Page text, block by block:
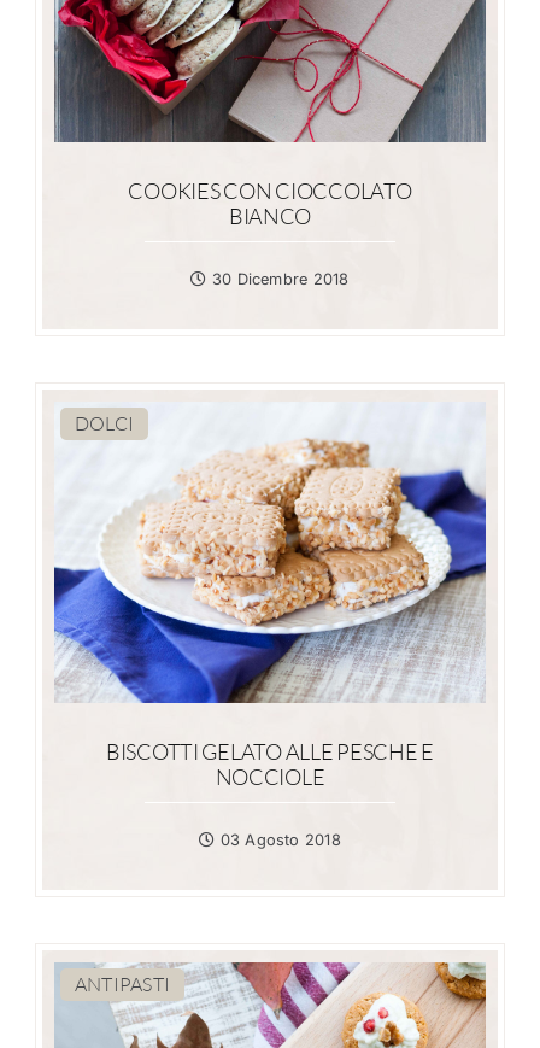
COOKIES CON CIOCCOLATO
BIANCO
30 Dicembre 2018
DOLCI
BISCOTTI GELATO ALLE PESCHE E
NOCCIOLE
03 Agosto 2018
ANTIPASTI